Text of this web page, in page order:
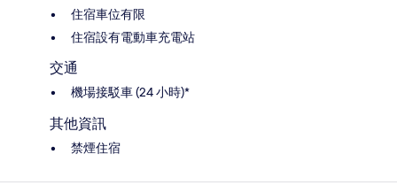
住宿車位有限
住宿設有電動車充電站
交通
機場接駁車 (24 小時)*
其他資訊
禁煙住宿